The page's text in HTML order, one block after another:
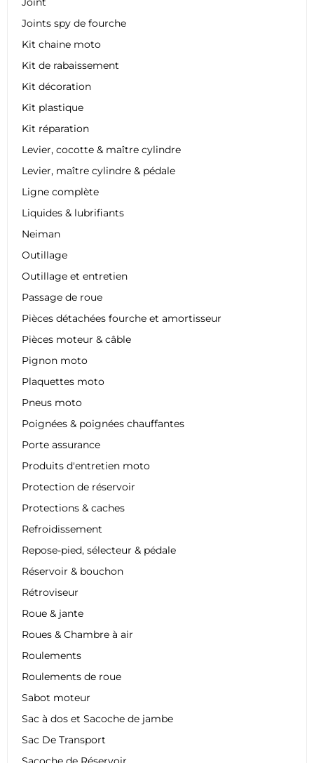
Joints spy de fourche
Kit chaine moto
Kit de rabaissement
Kit décoration
Kit plastique
Kit réparation
Levier, cocotte & maître cylindre
Levier, maître cylindre & pédale
Ligne complète
Liquides & lubrifiants
Neiman
Outillage
Outillage et entretien
Passage de roue
Pièces détachées fourche et amortisseur
Pièces moteur & câble
Pignon moto
Plaquettes moto
Pneus moto
Poignées & poignées chauffantes
Porte assurance
Produits d'entretien moto
Protection de réservoir
Protections & caches
Refroidissement
Repose-pied, sélecteur & pédale
Réservoir & bouchon
Rétroviseur
Roue & jante
Roues & Chambre à air
Roulements
Roulements de roue
Sabot moteur
Sac à dos et Sacoche de jambe
Sac De Transport